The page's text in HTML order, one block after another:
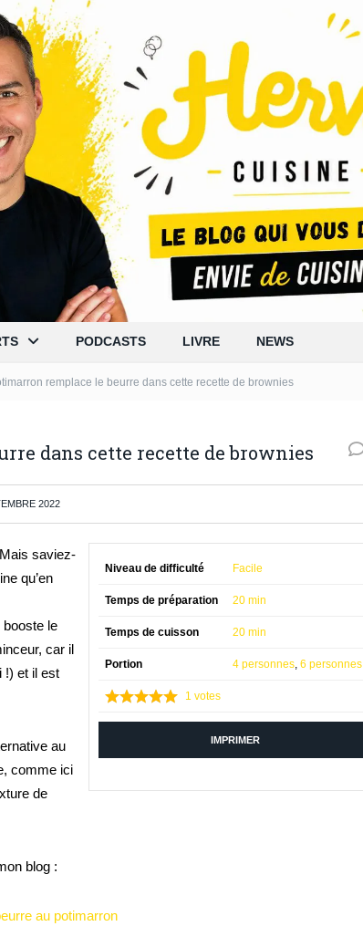
PODCASTS LIVRE NEWS
remplace le beurre dans cette recette de brownies
dans cette recette de brownies
2022
Niveau de difficulté Facile
Temps de préparation 20 min
Temps de cuisson 20 min
Portion 4 personnes, 6 personnes
1 votes
IMPRIMER
saviez-
qu’en
le
car il
!) et il est
au
comme ici
de
blog :
au potimarron